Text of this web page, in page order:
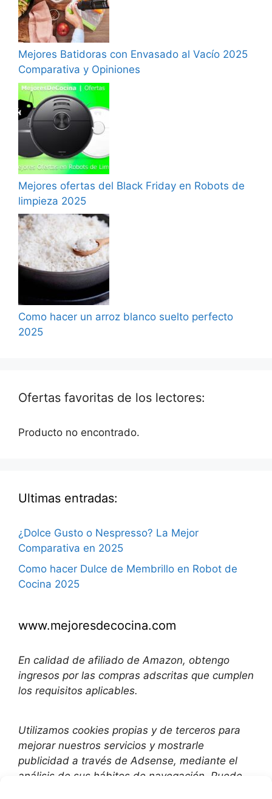
Mejores Batidoras con Envasado al Vacío 2025
Comparativa y Opiniones
Mejores ofertas del Black Friday en Robots de
limpieza 2025
Como hacer un arroz blanco suelto perfecto
2025
Ofertas favoritas de los lectores:
Producto no encontrado.
Ultimas entradas:
¿Dolce Gusto o Nespresso? La Mejor
Comparativa en 2025
Como hacer Dulce de Membrillo en Robot de
Cocina 2025
www.mejoresdecocina.com
En calidad de afiliado de Amazon, obtengo
ingresos por las compras adscritas que cumplen
los requisitos aplicables.
Utilizamos cookies propias y de terceros para
mejorar nuestros servicios y mostrarle
publicidad a través de Adsense, mediante el
análisis de sus hábitos de navegación. Puede